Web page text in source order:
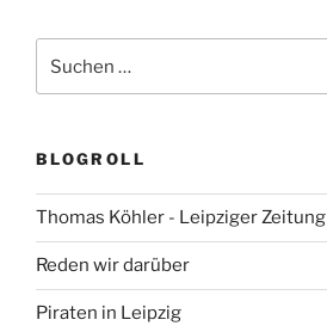
nach:
BLOGROLL
Thomas Köhler - Leipziger Zeitung
Reden wir darüber
Piraten in Leipzig